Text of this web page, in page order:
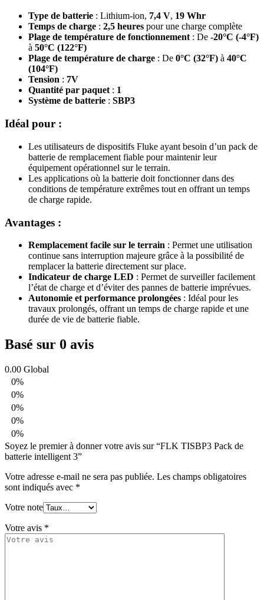
Type de batterie : Lithium-ion, 7,4 V, 19 Whr
Temps de charge : 2,5 heures pour une charge complète
Plage de température de fonctionnement : De -20°C (-4°F)
à 50°C (122°F)
Plage de température de charge : De 0°C (32°F) à 40°C
(104°F)
Tension : 7V
Quantité par paquet : 1
Système de batterie : SBP3
Idéal pour :
Les utilisateurs de dispositifs Fluke ayant besoin d’un pack de
batterie de remplacement fiable pour maintenir leur
équipement opérationnel sur le terrain.
Les applications où la batterie doit fonctionner dans des
conditions de température extrêmes tout en offrant un temps
de charge rapide.
Avantages :
Remplacement facile sur le terrain : Permet une utilisation
continue sans interruption majeure grâce à la possibilité de
remplacer la batterie directement sur place.
Indicateur de charge LED : Permet de surveiller facilement
l’état de charge et d’éviter des pannes de batterie imprévues.
Autonomie et performance prolongées : Idéal pour les
travaux prolongés, offrant un temps de charge rapide et une
durée de vie de batterie fiable.
Basé sur 0 avis
0.00 Global
0%
0%
0%
0%
0%
Soyez le premier à donner votre avis sur “FLK TISBP3 Pack de
batterie intelligent 3”
Votre adresse e-mail ne sera pas publiée. Les champs obligatoires
sont indiqués avec *
Votre note
Votre avis *